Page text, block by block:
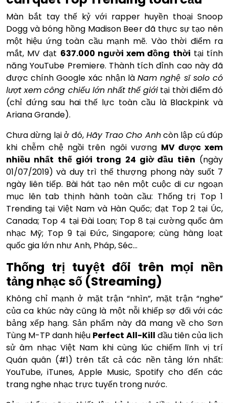
Màn bắt tay thế kỷ với rapper huyền thoại Snoop
Dogg và bóng hồng Madison Beer đã thực sự tạo nên
một hiệu ứng toàn cầu mạnh mẽ. Vào thời điểm ra
mắt, MV đạt 637.000 người xem đồng thời tại tính
năng YouTube Premiere. Thành tích đỉnh cao này đã
được chính Google xác nhận làNam nghệ sĩ solo có
lượt xem công chiếu lớn nhất thế giới tại thời điểm đó
(chỉ đứng sau hai thế lực toàn cầu là Blackpink và
Ariana Grande).
Chưa dừng lại ở đó, Hãy Trao Cho Anhcòn lập cú đúp
khi chễm chệ ngồi trên ngôi vương MV được xem
nhiều nhất thế giới trong 24 giờ đầu tiên (ngày
01/07/2019) và duy trì thế thượng phong này suốt 7
ngày liên tiếp. Bài hát tạo nên một cuộc di cư ngoạn
mục lên tab thịnh hành toàn cầu: Thống trị Top 1
Trending tại Việt Nam và Hàn Quốc; đạt Top 2 tại Úc,
Canada; Top 4 tại Đài Loan; Top 8 tại cường quốc âm
nhạc Mỹ; Top 9 tại Đức, Singapore; cùng hàng loạt
quốc gia lớn như Anh, Pháp, Séc…
Thống trị tuyệt đối trên mọi nền
tảng nhạc số (Streaming)
Không chỉ mạnh ở mặt trận “nhìn”, mặt trận “nghe”
của ca khúc này cũng là một nỗi khiếp sợ đối với các
bảng xếp hạng. Sản phẩm này đã mang về cho Sơn
Tùng M-TP danh hiệu Perfect All-Kill đầu tiên của lịch
sử âm nhạc Việt Nam khi cùng lúc chiếm lĩnh vị trí
Quán quân (#1) trên tất cả các nền tảng lớn nhất:
YouTube, iTunes, Apple Music, Spotify cho đến các
trang nghe nhạc trực tuyến trong nước.